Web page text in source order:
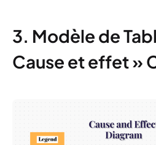
3. Modèle de
Cause et effet »